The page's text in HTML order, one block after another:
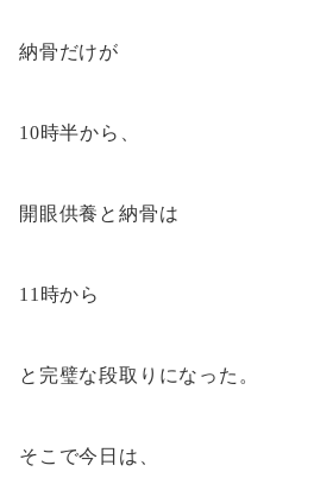
納骨だけが
10時半から、
開眼供養と納骨は
11時から
と完璧な段取りになった。
そこで今日は、